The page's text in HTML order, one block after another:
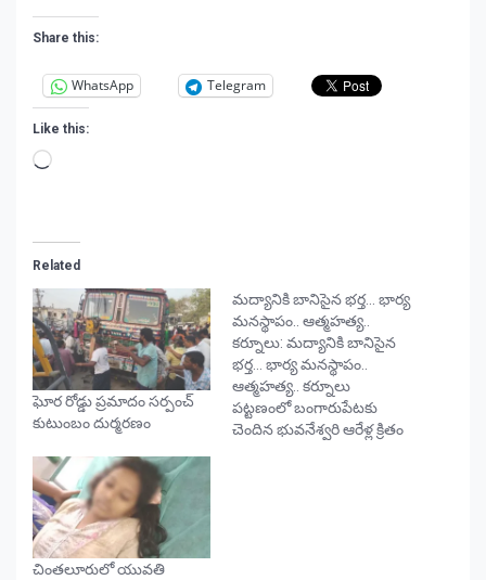
Share this:
WhatsApp Telegram
Like this:
Loading…
Related
ఘోర రోడ్డు ప్రమాదం సర్పంచ్‌
కుటుంబం దుర్మరణం
మద్యానికి బానిసైన భర్త… భార్య
మనస్థాపం.. ఆత్మహత్య..
కర్నూలు: మద్యానికి బానిసైన
భర్త… భార్య మనస్థాపం..
ఆత్మహత్య.. కర్నూలు
పట్టణంలో బంగారుపేటకు
చెందిన భువనేశ్వరి ఆరేళ్ల క్రితం
చింతలూరులో యువతి